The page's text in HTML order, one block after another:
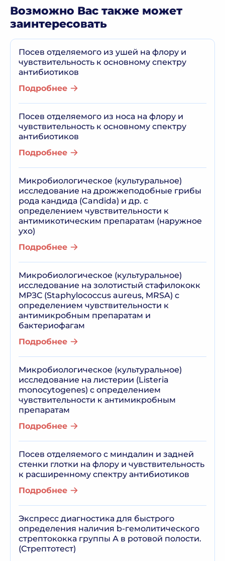
Возможно Вас также может
заинтересовать
Посев отделяемого из ушей на флору и
чувствительность к основному спектру
антибиотиков
Подробнее
Посев отделяемого из носа на флору и
чувствительность к основному спектру
антибиотиков
Подробнее
Микробиологическое (культуральное)
исследование на дрожжеподобные грибы
рода кандида (Candida) и др. c
определением чувствительности к
антимикотическим препаратам (наружное
ухо)
Подробнее
Микробиологическое (культуральное)
исследование на золотистый стафилококк
МРЗС (Staphylococcus aureus, MRSA) с
определением чувствительности к
антимикробным препаратам и
бактериофагам
Подробнее
Микробиологическое (культуральное)
исследование на листерии (Listeria
monocytogenes) с определением
чувствительности к антимикробным
препаратам
Подробнее
Посев отделяемого с миндалин и задней
стенки глотки на флору и чувствительность
к расширенному спектру антибиотиков
Подробнее
Экспресс диагностика для быстрого
определения наличия b-гемолитического
стрептококка группы А в ротовой полости.
(Стрептотест)